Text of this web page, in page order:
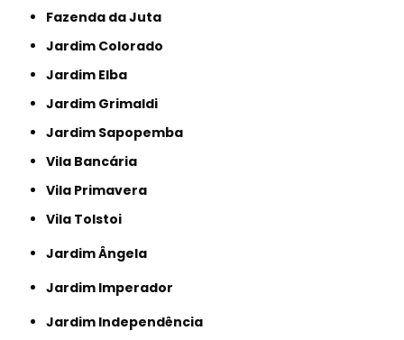
Fazenda da Juta
Jardim Colorado
Jardim Elba
Jardim Grimaldi
Jardim Sapopemba
Vila Bancária
Vila Primavera
Vila Tolstoi
Jardim Ângela
Jardim Imperador
Jardim Independência